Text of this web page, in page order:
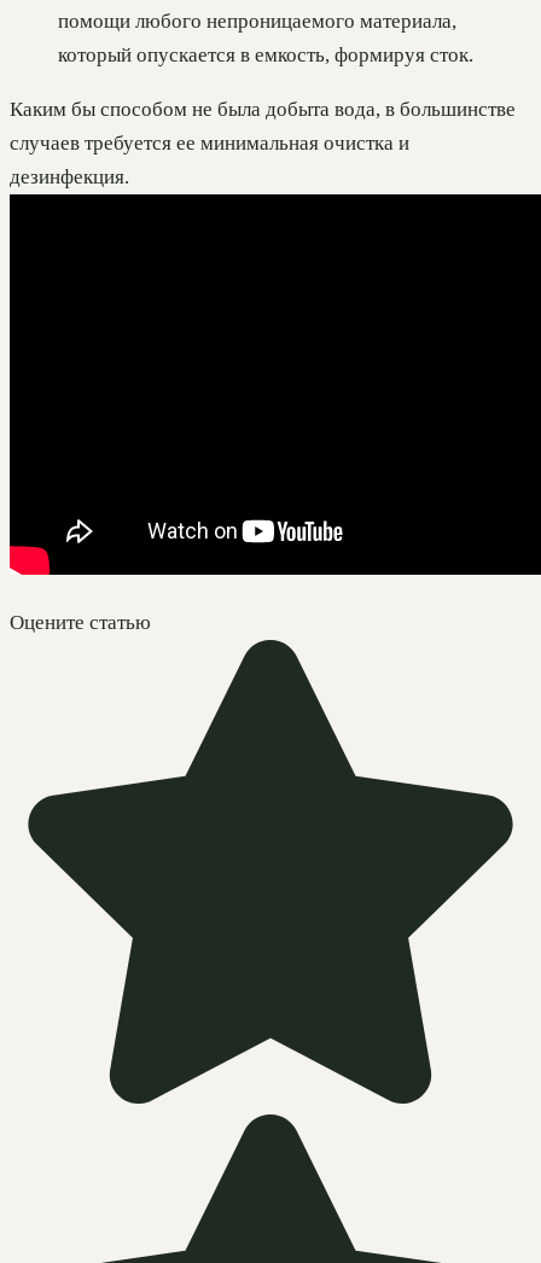
помощи любого непроницаемого материала,
который опускается в емкость, формируя сток.
Каким бы способом не была добыта вода, в большинстве
случаев требуется ее минимальная очистка и
дезинфекция.
Оцените статью